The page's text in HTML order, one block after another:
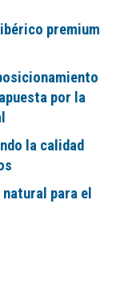
ibérico premium
por la
la calidad
para el